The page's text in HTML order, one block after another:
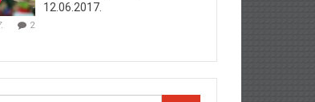
12.06.2017.
2